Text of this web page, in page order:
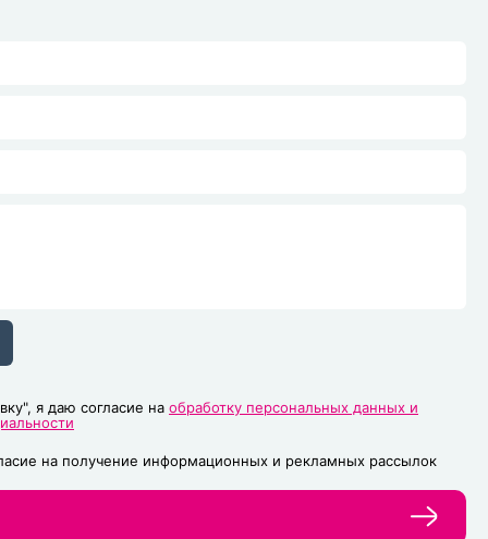
я даю согласие на обработку персональных данных и
на получение информационных и рекламных рассылок